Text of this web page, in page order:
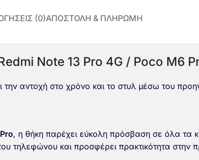
(0)ΑΠΟΣΤΟΛΗ & ΠΛΗΡΩΜΗ
Note 13 Pro 4G / Poco M6
την αντοχή στο χρόνο και το στυλ μέσω του
, η θήκη παρέχει εύκολη πρόσβαση σε όλα τα
τηλεφώνου και προσφέρει πρακτικότητα